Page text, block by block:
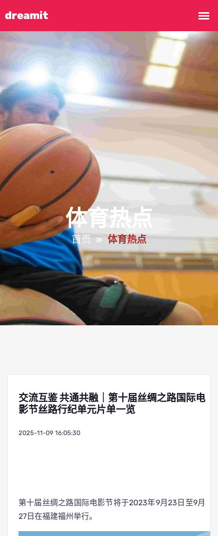
体育热点
首页 体育热点
交流互鉴 共通共融｜第十届丝绸之路国际电
影节丝路行纪单元片单一览
2025-11-09 16:05:30
第十届丝绸之路国际电影节将于2023年9月23日至9月
27日在福建福州举行。